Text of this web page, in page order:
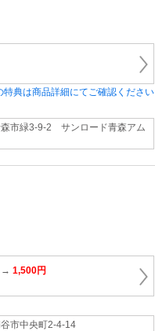
特典は商品詳細にてご確認ください
市緑3-9-2 サンロード青森アム
→ 1,500円
谷市中央町2-4-14